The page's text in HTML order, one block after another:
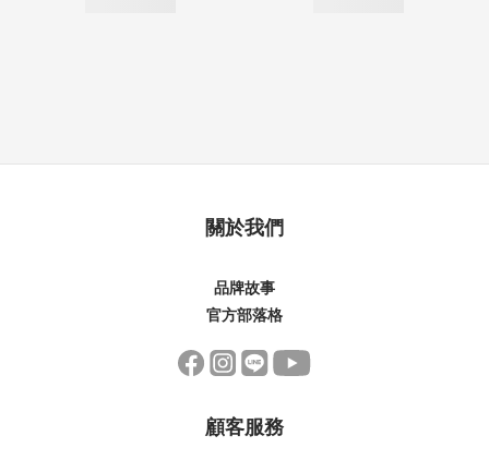
關於我們
品牌故事
官方部落格
顧客服務